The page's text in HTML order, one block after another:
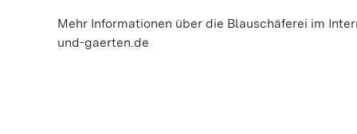
Mehr Informationen über die Blauschäferei im
und-gaerten.de